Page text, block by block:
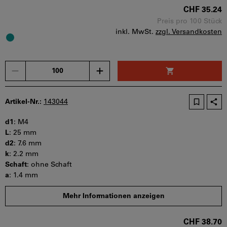
CHF 35.24
Preis pro 100 Stück
inkl. MwSt. zzgl. Versandkosten
Artikel-Nr.: 143044
d1 : M4
L: 25 mm
d2: 7.6 mm
k: 2.2 mm
Schaft: ohne Schaft
a: 1.4 mm
s:2.5 mm
t min:1.3 mm
Mehr Informationen anzeigen
CHF 38.70